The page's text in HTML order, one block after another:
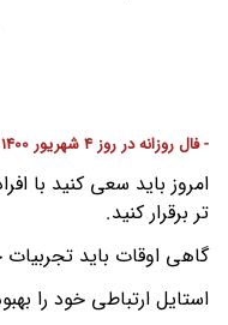
- فال روزانه در روز 4 شهریور 1400 برای متولدین آبان ماه
امروز باید سعی کنید با
تر برقرار کنید.
گاهی اوقات باید تجربیات
استایل ارتباطی خود را